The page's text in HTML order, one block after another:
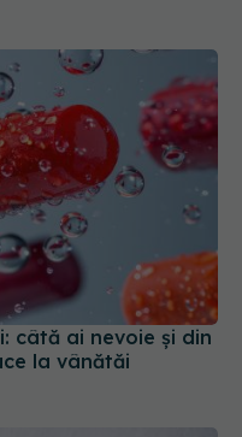
câtă ai nevoie și din
la vânătăi